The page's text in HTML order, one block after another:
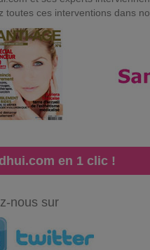
toutes ces interventions dans
en 1 clic !
nous sur